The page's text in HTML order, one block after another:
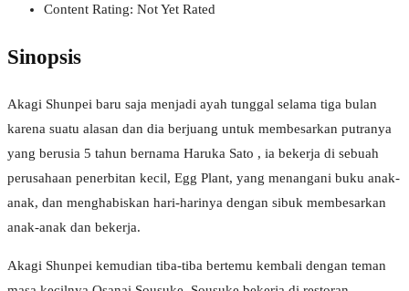
Content Rating: Not Yet Rated
Sinopsis
Akagi Shunpei baru saja menjadi ayah tunggal selama tiga bulan
karena suatu alasan dan dia berjuang untuk membesarkan putranya
yang berusia 5 tahun bernama Haruka Sato , ia bekerja di sebuah
perusahaan penerbitan kecil, Egg Plant, yang menangani buku anak-
anak, dan menghabiskan hari-harinya dengan sibuk membesarkan
anak-anak dan bekerja.
Akagi Shunpei kemudian tiba-tiba bertemu kembali dengan teman